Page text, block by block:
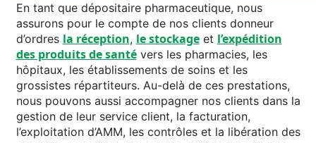
En tant que dépositaire pharmaceutique, nous
assurons pour le compte de nos clients donneur
d’ordres la réception, le stockageet l’expédition
des produits de santévers les pharmacies, les
hôpitaux, les établissements de soins et les
grossistes répartiteurs. Au-delà de ces prestations,
nous pouvons aussi accompagner nos clients dans la
gestion de leur service client, la facturation,
l’exploitation d’AMM, les contrôles et la libération des